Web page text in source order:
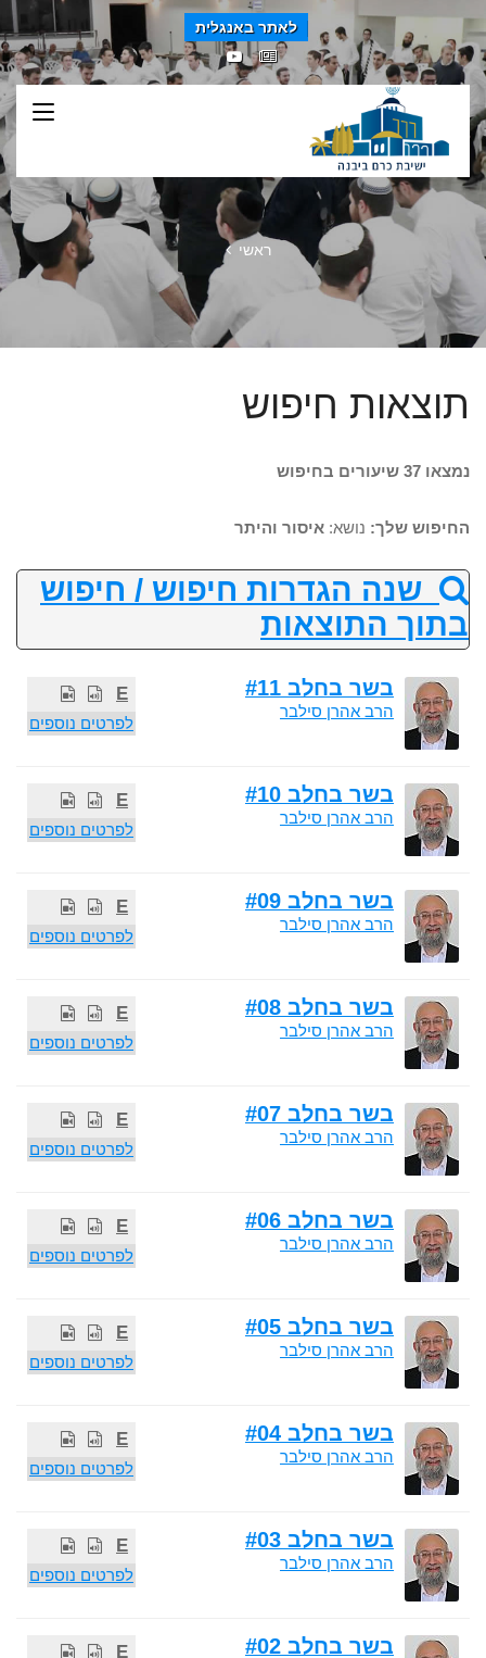
לאתר באנגלית
ראשי
תוצאות חיפוש
נמצאו 37 שיעורים בחיפוש
החיפוש שלך: נושא: איסור והיתר
שנה הגדרות חיפוש / חיפוש
בתוך התוצאות
E
לפרטים נוספים
בשר בחלב #11
הרב אהרן סילבר
E
לפרטים נוספים
בשר בחלב #10
הרב אהרן סילבר
E
לפרטים נוספים
בשר בחלב #09
הרב אהרן סילבר
E
לפרטים נוספים
בשר בחלב #08
הרב אהרן סילבר
E
לפרטים נוספים
בשר בחלב #07
הרב אהרן סילבר
E
לפרטים נוספים
בשר בחלב #06
הרב אהרן סילבר
E
לפרטים נוספים
בשר בחלב #05
הרב אהרן סילבר
E
לפרטים נוספים
בשר בחלב #04
הרב אהרן סילבר
E
לפרטים נוספים
בשר בחלב #03
הרב אהרן סילבר
E בשר בחלב #02